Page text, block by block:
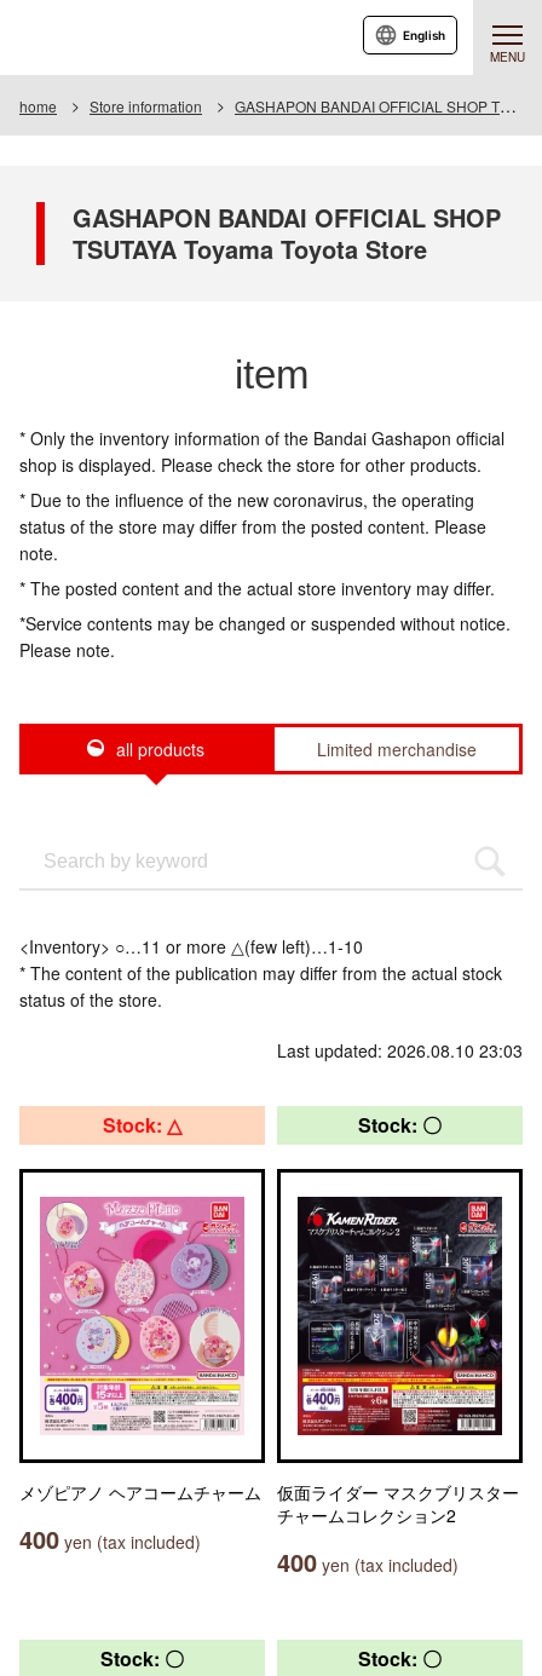
MENU
English
home Store information GASHAPON BANDAI OFFICIAL SHOP TSUTAYA Toyama Toyota Store
GASHAPON BANDAI OFFICIAL SHOP
TSUTAYA Toyama Toyota Store
item
* Only the inventory information of the Bandai Gashapon official
shop is displayed. Please check the store for other products.
* Due to the influence of the new coronavirus, the operating
status of the store may differ from the posted content. Please
note.
* The posted content and the actual store inventory may differ.
*Service contents may be changed or suspended without notice.
Please note.
all products Limited merchandise
<Inventory> ○…11 or more △(few left)…1-10
* The content of the publication may differ from the actual stock
status of the store.
Last updated: 2026.08.10 23:03
Stock: △
メゾピアノ ヘアコームチャーム
400 yen (tax included)
Stock: 〇
仮面ライダー マスクブリスター
チャームコレクション2
400 yen (tax included)
Stock: 〇 Stock: 〇